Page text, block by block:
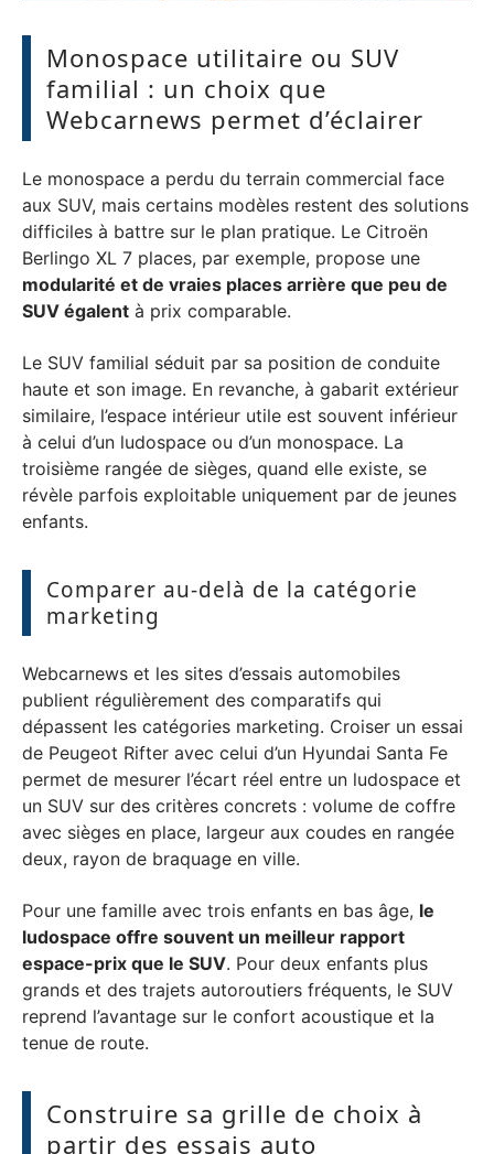
Monospace utilitaire ou SUV
familial : un choix que
Webcarnews permet d’éclairer
Le monospace a perdu du terrain commercial face
aux SUV, mais certains modèles restent des solutions
difficiles à battre sur le plan pratique. Le Citroën
Berlingo XL 7 places, par exemple, propose une
modularité et de vraies places arrière que peu de
SUV égalent à prix comparable.
Le SUV familial séduit par sa position de conduite
haute et son image. En revanche, à gabarit extérieur
similaire, l’espace intérieur utile est souvent inférieur
à celui d’un ludospace ou d’un monospace. La
troisième rangée de sièges, quand elle existe, se
révèle parfois exploitable uniquement par de jeunes
enfants.
Comparer au-delà de la catégorie
marketing
Webcarnews et les sites d’essais automobiles
publient régulièrement des comparatifs qui
dépassent les catégories marketing. Croiser un essai
de Peugeot Rifter avec celui d’un Hyundai Santa Fe
permet de mesurer l’écart réel entre un ludospace et
un SUV sur des critères concrets : volume de coffre
avec sièges en place, largeur aux coudes en rangée
deux, rayon de braquage en ville.
Pour une famille avec trois enfants en bas âge, le
ludospace offre souvent un meilleur rapport
espace-prix que le SUV. Pour deux enfants plus
grands et des trajets autoroutiers fréquents, le SUV
reprend l’avantage sur le confort acoustique et la
tenue de route.
Construire sa grille de choix à
partir des essais auto